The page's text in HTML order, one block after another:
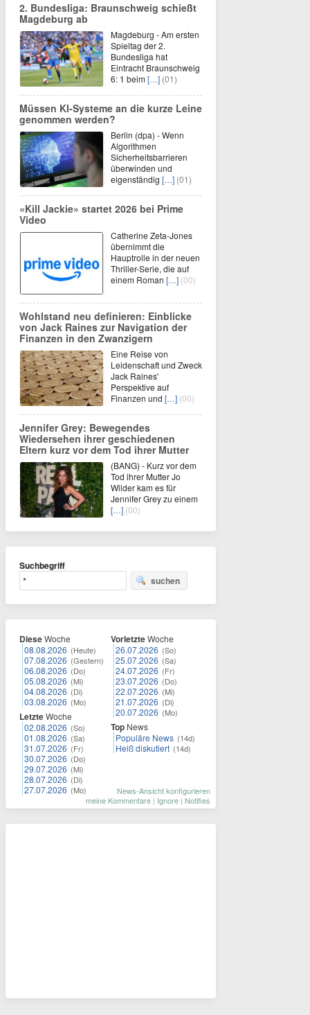
2. Bundesliga: Braunschweig schießt
Magdeburg ab
Magdeburg - Am ersten
Spieltag der 2.
Bundesliga hat
Eintracht Braunschweig
6: 1 beim[…] (01)
Müssen KI-Systeme an die kurze Leine
genommen werden?
Berlin (dpa) - Wenn
Algorithmen
Sicherheitsbarrieren
überwinden und
eigenständig […] (01)
«Kill Jackie» startet 2026 bei Prime
Video
Catherine Zeta-Jones
übernimmt die
Hauptrolle in der neuen
Thriller-Serie, die auf
einem Roman […] (00)
Wohlstand neu definieren: Einblicke
von Jack Raines zur Navigation der
Finanzen in den Zwanzigern
Eine Reise von
Leidenschaft und Zweck
Jack Raines'
Perspektive auf
Finanzen und […] (00)
Jennifer Grey: Bewegendes
Wiedersehen ihrer geschiedenen
Eltern kurz vor dem Tod ihrer Mutter
(BANG) - Kurz vor dem
Tod ihrer Mutter Jo
Wilder kam es für
Jennifer Grey zu einem
[…] (00)
Suchbegriff
suchen
DieseWoche
08.08.2026 (Heute)
07.08.2026 (Gestern)
06.08.2026 (Do)
05.08.2026 (Mi)
04.08.2026 (Di)
03.08.2026 (Mo)
LetzteWoche
02.08.2026 (So)
01.08.2026 (Sa)
31.07.2026 (Fr)
30.07.2026 (Do)
29.07.2026 (Mi)
28.07.2026 (Di)
27.07.2026 (Mo)
VorletzteWoche
26.07.2026 (So)
25.07.2026 (Sa)
24.07.2026 (Fr)
23.07.2026 (Do)
22.07.2026 (Mi)
21.07.2026 (Di)
20.07.2026 (Mo)
Top News
Populäre News (14d)
Heiß diskutiert (14d)
News-Ansicht konfigurieren
meine Kommentare | Ignore | Notifies